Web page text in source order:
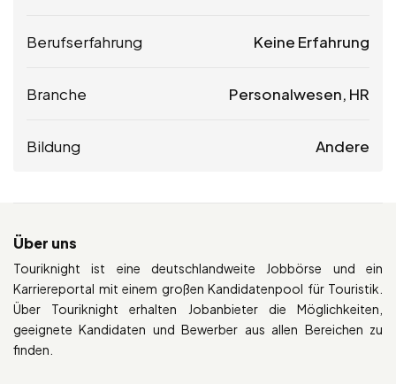
Berufserfahrung Keine Erfahrung
Branche Personalwesen, HR
Bildung Andere
Über uns
Touriknight ist eine deutschlandweite Jobbörse und ein
Karriereportal mit einem großen Kandidatenpool für Touristik.
Über Touriknight erhalten Jobanbieter die Möglichkeiten,
geeignete Kandidaten und Bewerber aus allen Bereichen zu
finden.